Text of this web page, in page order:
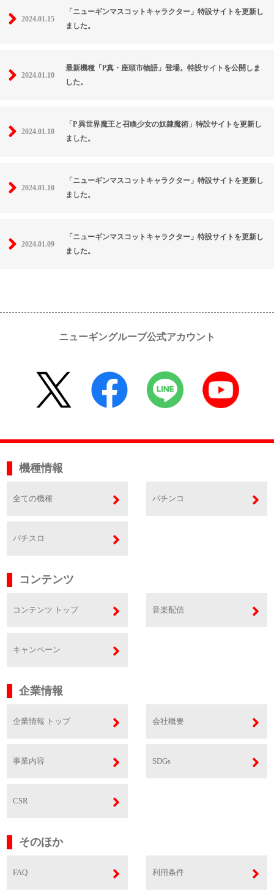
2024.01.15
「ニューギンマスコットキャラクター」特設サイトを更新し
ました。
2024.01.10
最新機種「P真・座頭市物語」登場。特設サイトを公開しま
した。
2024.01.10
「P 異世界魔王と召喚少女の奴隷魔術」特設サイトを更新し
ました。
2024.01.10
「ニューギンマスコットキャラクター」特設サイトを更新し
ました。
2024.01.09
「ニューギンマスコットキャラクター」特設サイトを更新し
ました。
ニューギングループ公式アカウント
機種情報
全ての機種 パチンコ
パチスロ
コンテンツ
コンテンツ トップ 音楽配信
キャンペーン
企業情報
企業情報 トップ 会社概要
事業内容 SDGs
CSR
そのほか
FAQ 利用条件